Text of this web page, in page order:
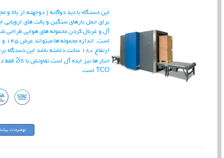
این دستگاه با دید دوگانه ( دوجهته از بالا و
برای حمل بارهای سنگین و پالت های اروپایی
آل و غربال کردن محموله های هوایی طراحی
است. اندازه محموله ها میتواند عرض 145 و
ارتفاع 180 سانت داشته باشد این دستگاه
انبار ها نیز ایده آل است تفاوتش با 2is فقط
TCO است